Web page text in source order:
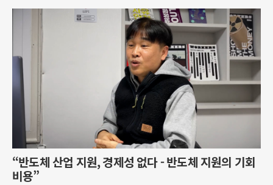
“반도체 산업 지원, 경제성 없다 - 반도체 지원의 기회
비용”